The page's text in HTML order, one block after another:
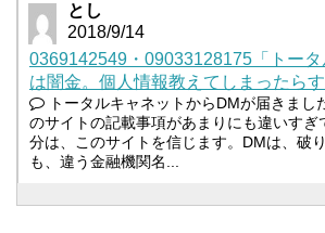
とし
2018/9/14
0369142549・09033128175「トータ
は闇金。個人情報教えてしまったらす
トータルキャネットからDMが届きまし
のサイトの記載事項があまりにも違いすぎ
分は、このサイトを信じます。DMは、破
も、違う金融機関名...